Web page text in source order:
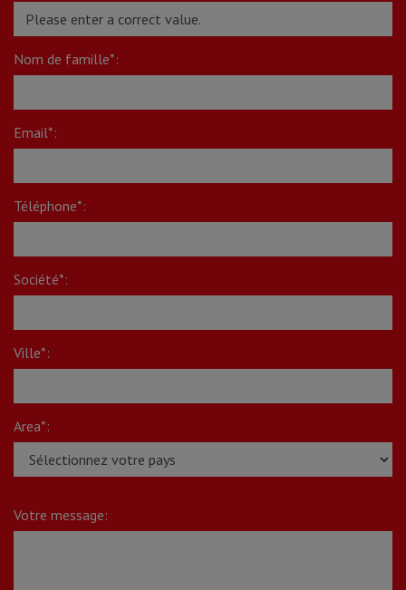
Nom de famille*:
Email*:
Téléphone*:
Société*:
Ville*:
Area*:
Votre message: